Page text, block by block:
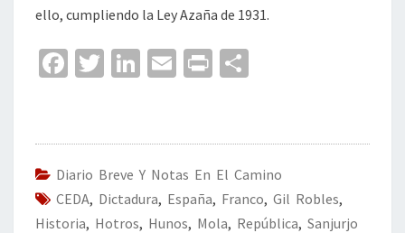
ello, cumpliendo la Ley Azaña de 1931.
Fa
o
o
k
T
er
Li
dI
n
E
l
Pr
p
ar
tir
Diario Breve Y Notas En El Camino
CEDA, Dictadura, España, Franco, Gil Robles,
Historia, Hotros, Hunos, Mola, República, Sanjurjo